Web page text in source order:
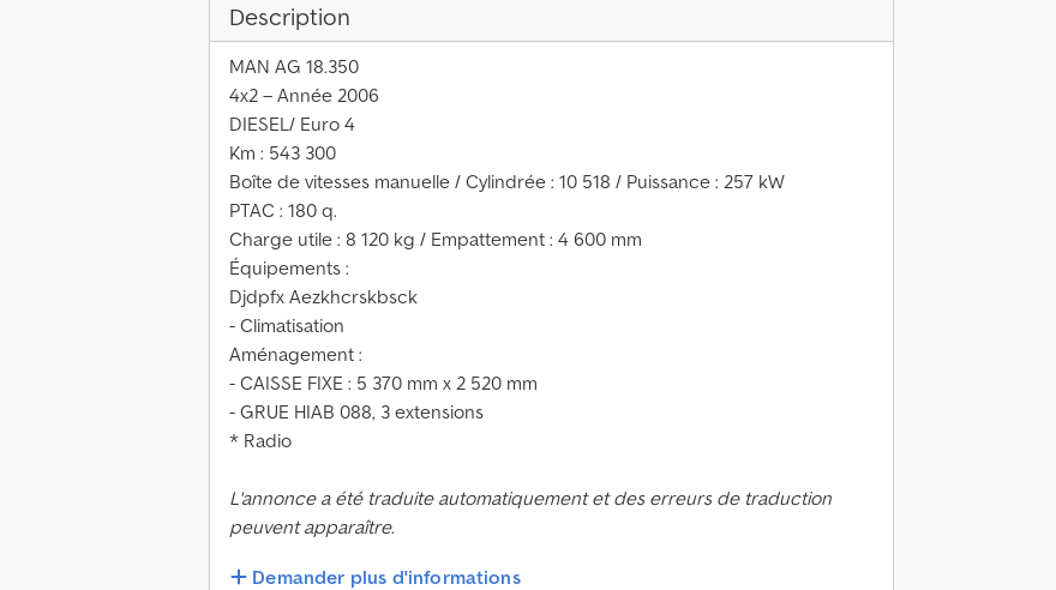
Description
MAN AG 18.350
4x2 – Année 2006
DIESEL/ Euro 4
Km : 543 300
Boîte de vitesses manuelle / Cylindrée : 10 518 / Puissance : 257 kW
PTAC : 180 q.
Charge utile : 8 120 kg / Empattement : 4 600 mm
Équipements :
Djdpfx Aezkhcrskbsck
- Climatisation
Aménagement :
- CAISSE FIXE : 5 370 mm x 2 520 mm
- GRUE HIAB 088, 3 extensions
* Radio
L'annonce a été traduite automatiquement et des erreurs de traduction
peuvent apparaître.
Demander plus d'informations